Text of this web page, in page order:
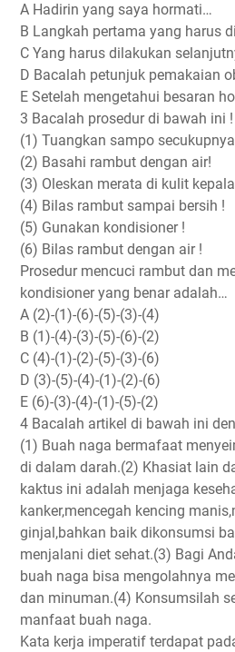
A Hadirin yang saya hormati…
B Langkah pertama yang harus
C Yang harus dilakukan
D Bacalah petunjuk pemakaian
E Setelah mengetahui besaran
3 Bacalah prosedur di bawah ini !
(1) Tuangkan sampo
(2) Basahi rambut dengan air!
(3) Oleskan merata di kulit
(4) Bilas rambut sampai bersih !
(5) Gunakan kondisioner !
(6) Bilas rambut dengan air !
Prosedur mencuci rambut dan
kondisioner yang benar adalah…
A (2)-(1)-(6)-(5)-(3)-(4)
B (1)-(4)-(3)-(5)-(6)-(2)
C (4)-(1)-(2)-(5)-(3)-(6)
D (3)-(5)-(4)-(1)-(2)-(6)
E (6)-(3)-(4)-(1)-(5)-(2)
4 Bacalah artikel di bawah ini
(1) Buah naga bermafaat
di dalam darah.(2) Khasiat lain
kaktus ini adalah menjaga
kanker,mencegah kencing
ginjal,bahkan baik dikonsumsi
menjalani diet sehat.(3) Bagi
buah naga bisa mengolahnya
dan minuman.(4) Konsumsilah
manfaat buah naga.
Kata kerja imperatif terdapat